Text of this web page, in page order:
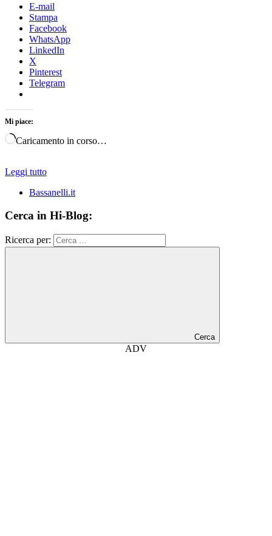
E-mail
Stampa
Facebook
WhatsApp
LinkedIn
X
Pinterest
Telegram
Mi piace:
Caricamento in corso…
Leggi tutto
Bassanelli.it
Cerca in Hi-Blog:
Ricerca per:
Cerca
ADV